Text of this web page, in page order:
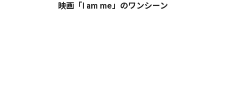
映画「I am me」のワンシーン